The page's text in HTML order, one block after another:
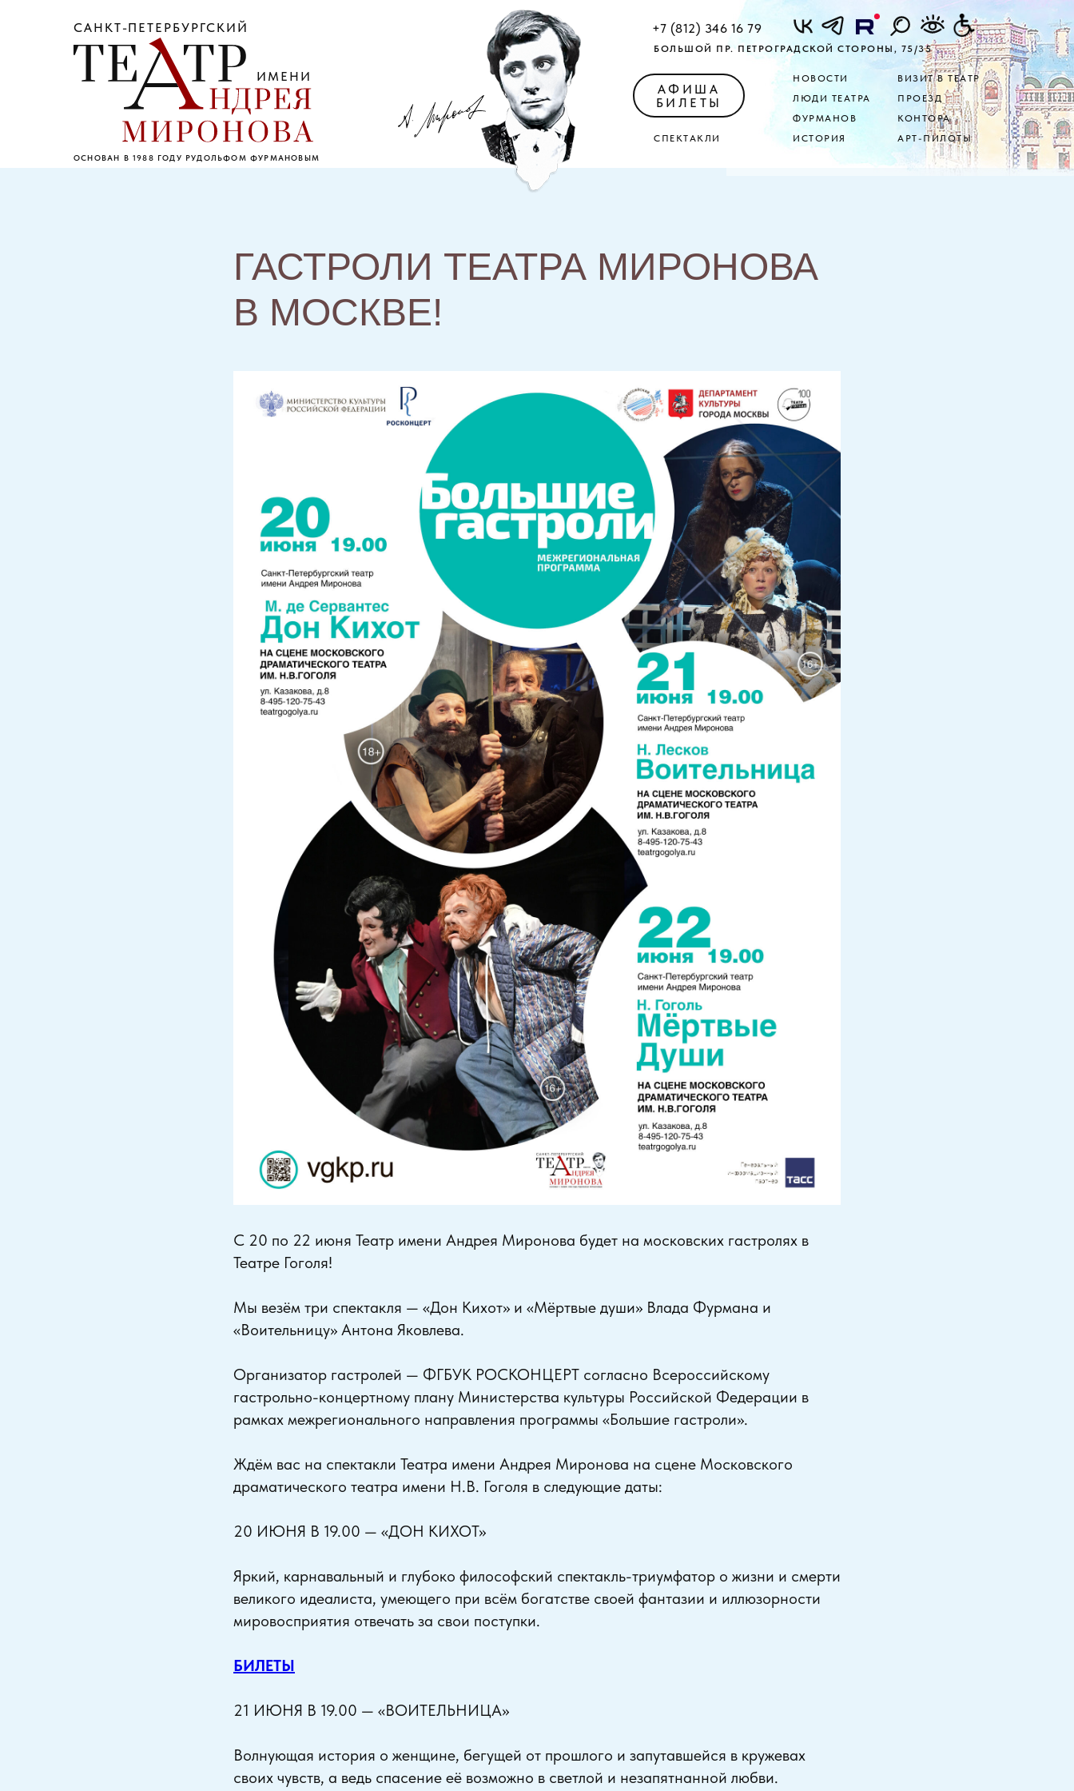
САНКТ-ПЕТЕРБУРГСКИЙ
ИМЕНИ
ОСНОВАН В 1988 ГОДУ РУДОЛЬФОМ ФУРМАНОВЫМ
+7 (812) 346 16 79
БОЛЬШОЙ ПР. ПЕТРОГРАДСКОЙ СТОРОНЫ, 75/35
АРТ-ПИЛОТЫ
КОНТОРА
ПРОЕЗД
ВИЗИТ В ТЕАТР
НОВОСТИ
ИСТОРИЯ
ФУРМАНОВ
ЛЮДИ ТЕАТРА
СПЕКТАКЛИ
АФИША
БИЛЕТЫ
ГАСТРОЛИ ТЕАТРА МИРОНОВА
В МОСКВЕ!
С 20 по 22 июня Театр имени Андрея Миронова будет на московских гастролях в
Театре Гоголя!
Мы везём три спектакля — «Дон Кихот» и «Мёртвые души» Влада Фурмана и
«Воительницу» Антона Яковлева.
Организатор гастролей — ФГБУК РОСКОНЦЕРТ согласно Всероссийскому
гастрольно-концертному плану Министерства культуры Российской Федерации в
рамках межрегионального направления программы «Большие гастроли».
Ждём вас на спектакли Театра имени Андрея Миронова на сцене Московского
драматического театра имени Н.В. Гоголя в следующие даты:
20 ИЮНЯ В 19.00 — «ДОН КИХОТ»
Яркий, карнавальный и глубоко философский спектакль-триумфатор о жизни и смерти
великого идеалиста, умеющего при всём богатстве своей фантазии и иллюзорности
мировосприятия отвечать за свои поступки.
БИЛЕТЫ
21 ИЮНЯ В 19.00 — «ВОИТЕЛЬНИЦА»
Волнующая история о женщине, бегущей от прошлого и запутавшейся в кружевах
своих чувств, а ведь спасение её возможно в светлой и незапятнанной любви.